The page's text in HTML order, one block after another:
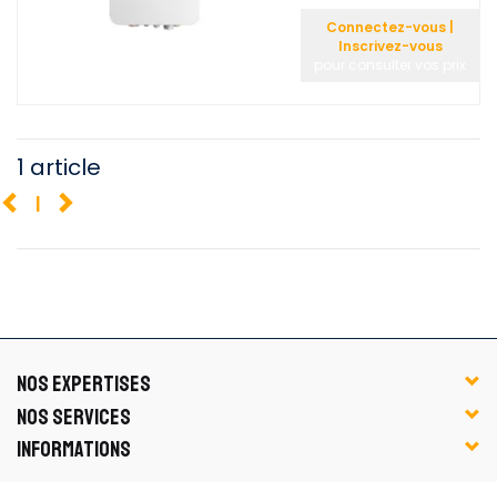
Connectez-vous |
Inscrivez-vous
1 article
1
NOS EXPERTISES
NOS SERVICES
INFORMATIONS